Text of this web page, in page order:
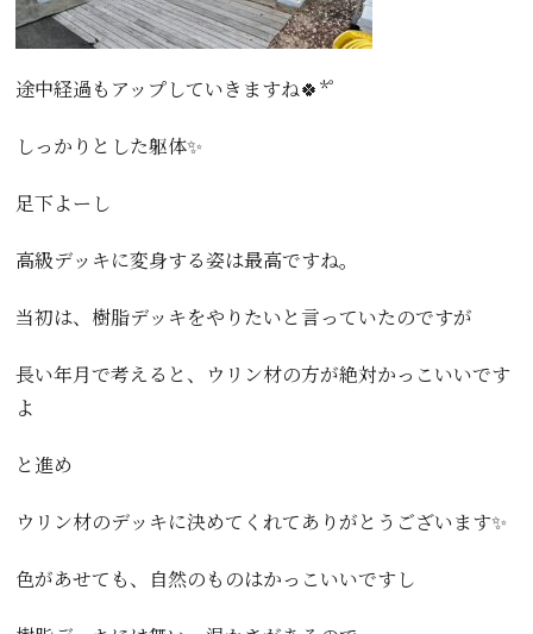
途中経過もアップしていきますね🍀*゜
しっかりとした躯体✨
足下よーし
高級デッキに変身する姿は最高ですね。
当初は、樹脂デッキをやりたいと言っていたのですが
長い年月で考えると、ウリン材の方が絶対かっこいいです
よ
と進め
ウリン材のデッキに決めてくれてありがとうございます✨
色があせても、自然のものはかっこいいですし